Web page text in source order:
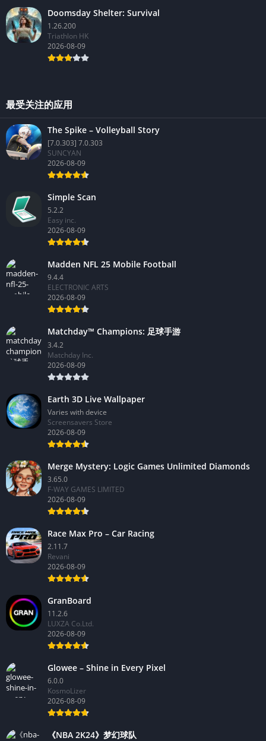
Doomsday Shelter: Survival
1.26.200
Triathlon HK
2026-08-09
最受关注的应用
The Spike – Volleyball Story
[7.0.303] 7.0.303
SUNCYAN
2026-08-09
Simple Scan
5.2.2
Easy inc.
2026-08-09
Madden NFL 25 Mobile Football
9.4.4
ELECTRONIC ARTS
2026-08-09
Matchday™ Champions: 足球手游
3.4.2
Matchday Inc.
2026-08-09
Earth 3D Live Wallpaper
Varies with device
Screensavers Store
2026-08-09
Merge Mystery: Logic Games Unlimited Diamonds
3.65.0
F-WAY GAMES LIMITED
2026-08-09
Race Max Pro – Car Racing
2.11.7
Revani
2026-08-09
GranBoard
11.2.6
LUXZA Co.Ltd.
2026-08-09
Glowee – Shine in Every Pixel
6.0.0
KosmoLizer
2026-08-09
《NBA 2K24》梦幻球队